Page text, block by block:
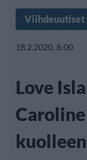
Viihdeuutiset
18.2.2020, 8:00
Love